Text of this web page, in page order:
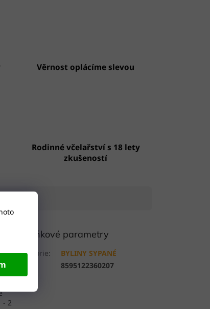
Věrnost oplácíme slevou
Rodinné včelařství s 18 lety
zkušeností
- 2
Doplňkové parametry
Kategorie:
BYLINY SYPANÉ
8595122360207